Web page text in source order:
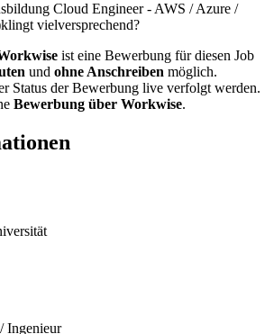
Cloud Engineer - AWS / Azure /
vielversprechend?
ist eine Bewerbung für diesen Job
und ohne Anschreiben möglich.
Status der Bewerbung live verfolgt werden.
Bewerbung über Workwise.
Ingenieur